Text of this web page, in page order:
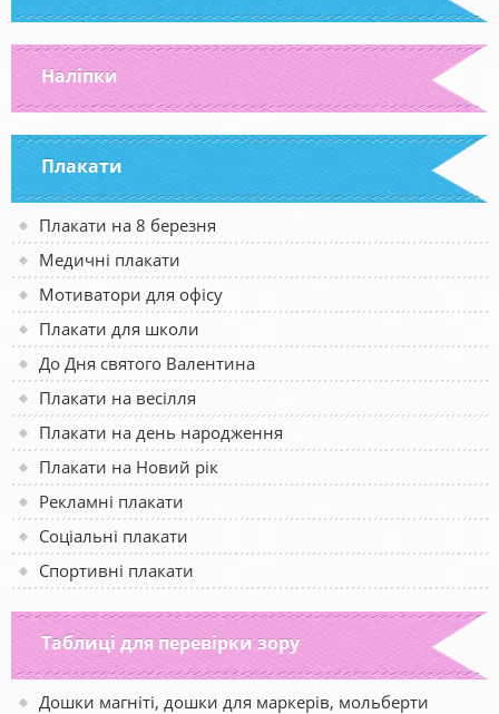
Наліпки
Плакати
Плакати на 8 березня
Медичні плакати
Мотиватори для офісу
Плакати для школи
До Дня святого Валентина
Плакати на весілля
Плакати на день народження
Плакати на Новий рік
Рекламні плакати
Соціальні плакати
Спортивні плакати
Таблиці для перевірки зору
Дошки магніті, дошки для маркерів, мольберти